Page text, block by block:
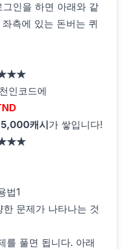
인을 하면 아래와 같
측에 있는 돈버는 퀴
인코드에
5,000캐시가 쌓입니다!
문제가 나타나는 것
를 풀면 됩니다. 아래